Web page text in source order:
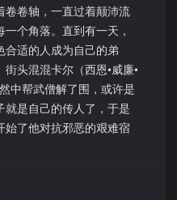
卷卷轴，一直过着颠沛流
个角落。直到有一天，
适的人成为自己的弟
头混混卡尔（西恩•威廉•
中帮武僧解了围，或许是
是自己的传人了，于是
始了他对抗邪恶的艰难宿